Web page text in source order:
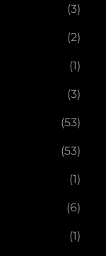
(3)
(2)
(1)
(3)
(53)
(53)
(1)
(6)
(1)